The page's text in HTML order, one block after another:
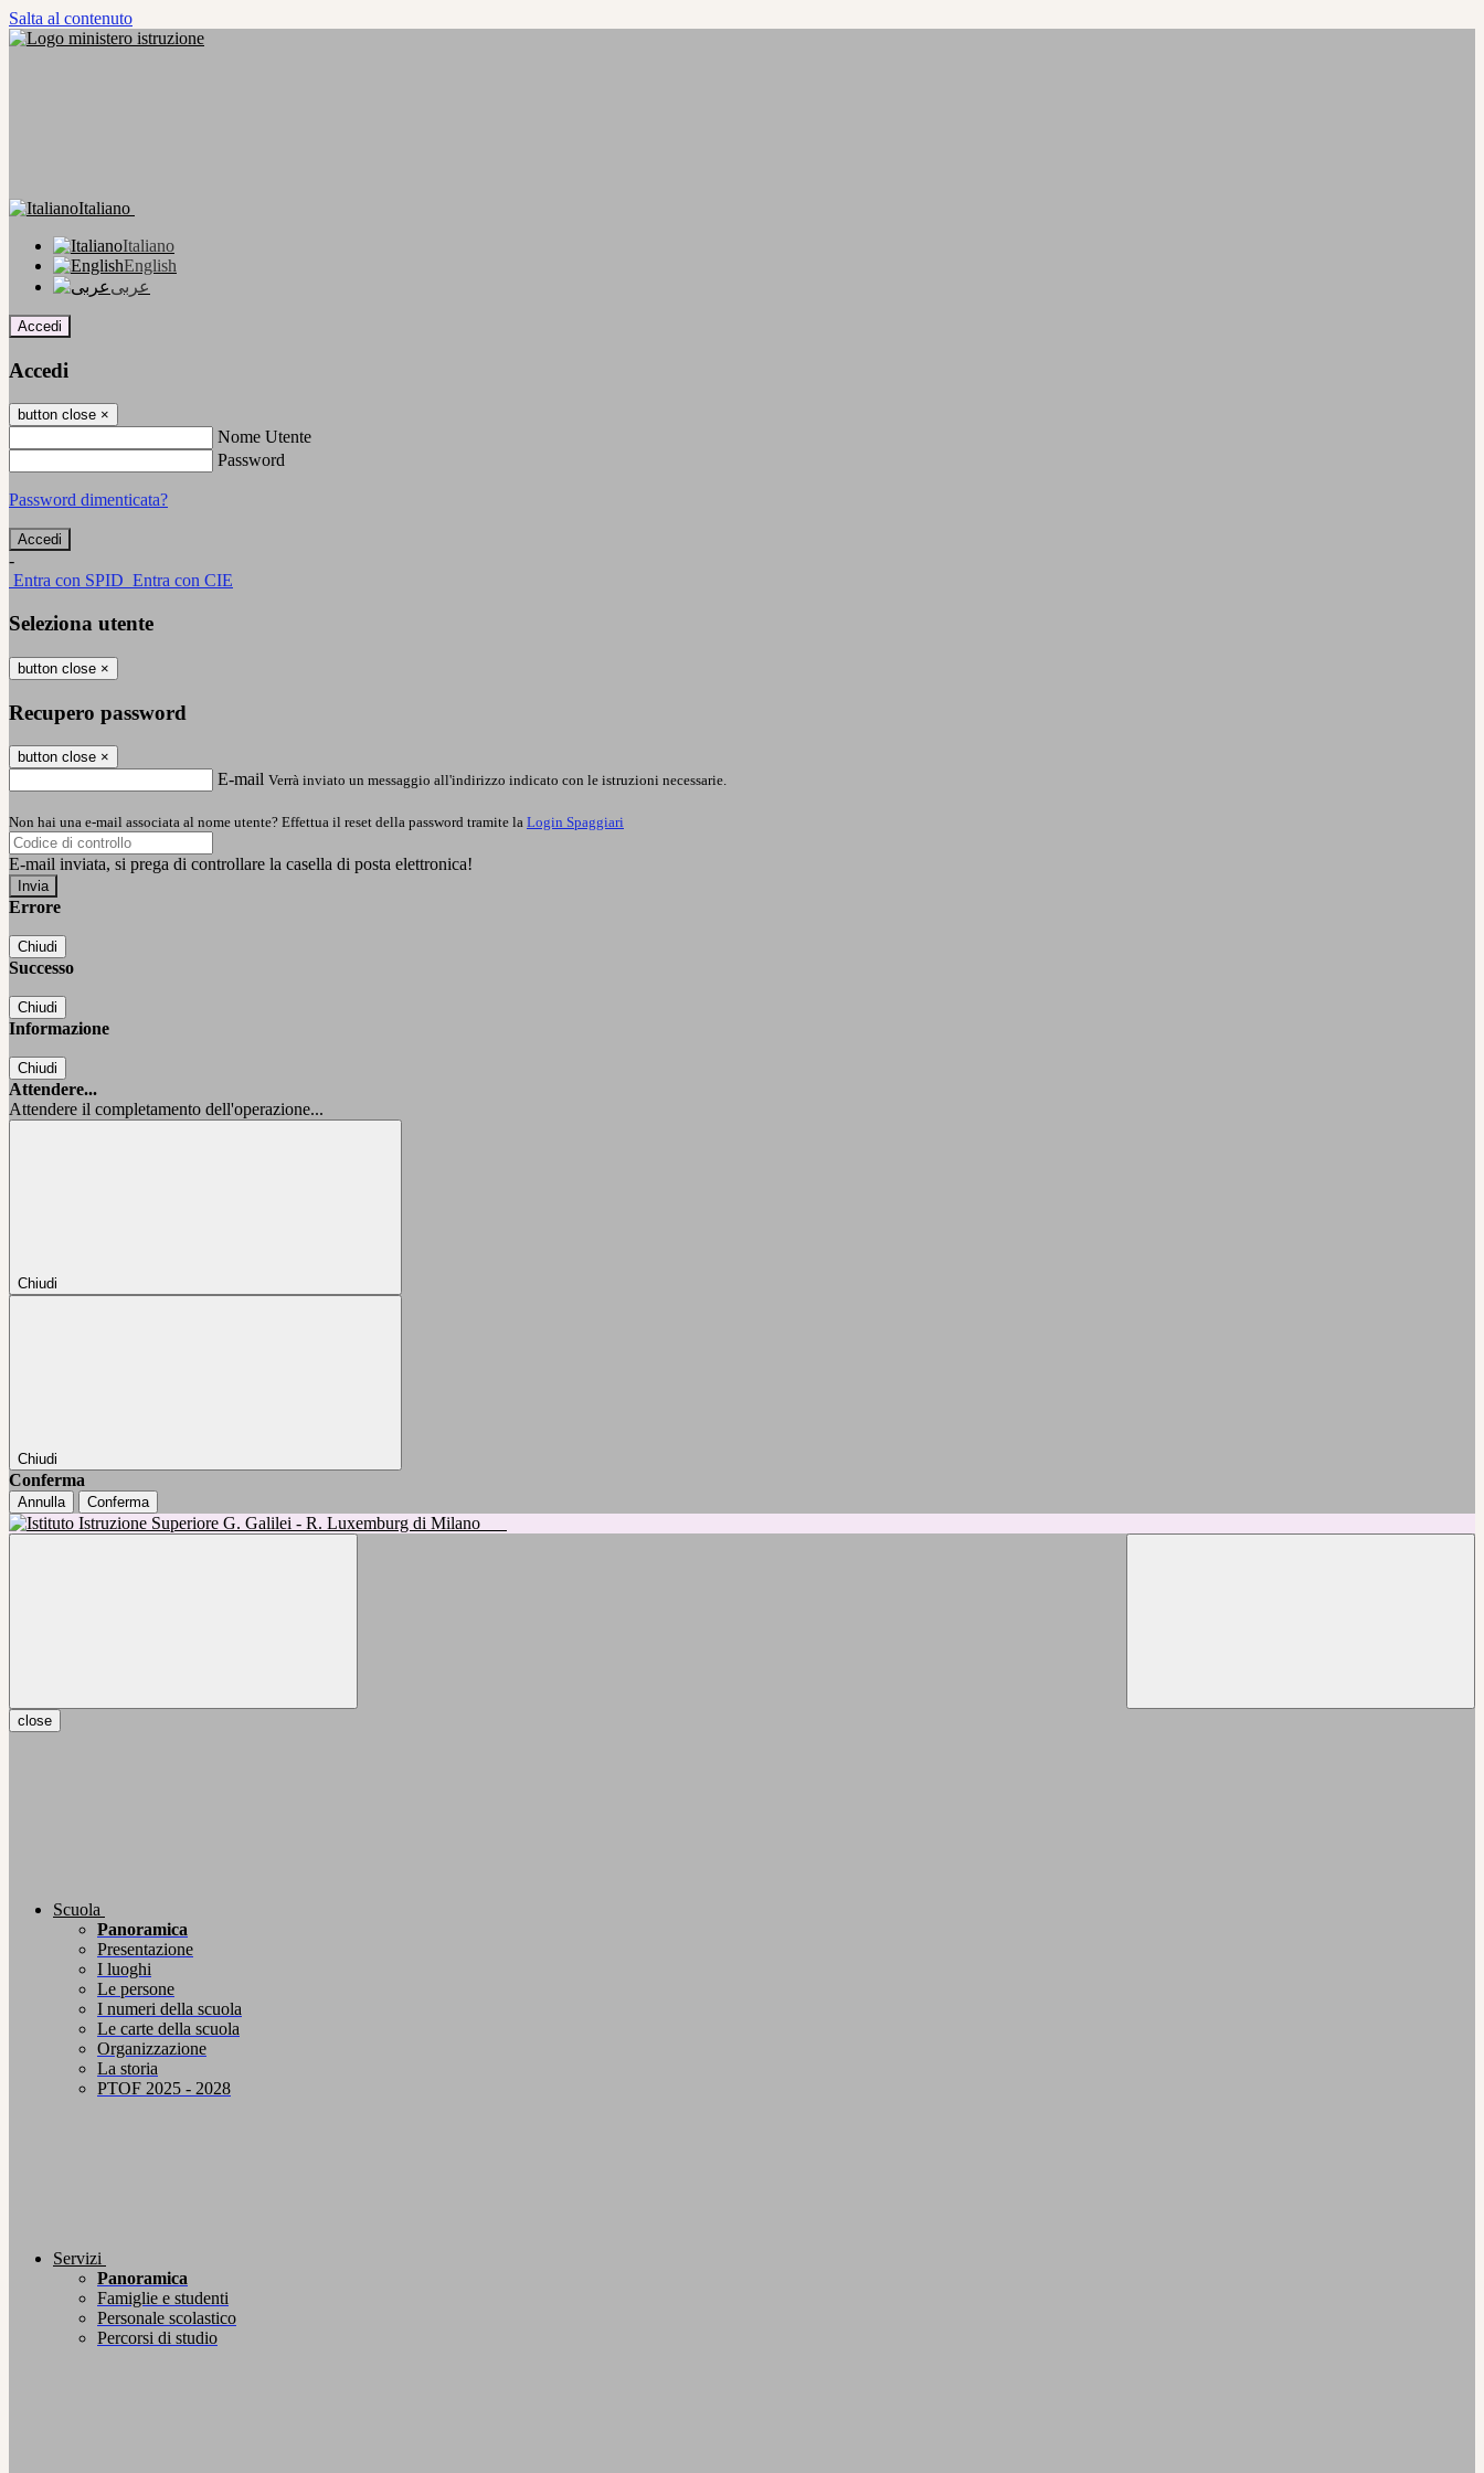
Salta al contenuto
Italiano
Italiano
English
عربى
Accedi
Accedi
button close ×
Nome Utente
Password
Password dimenticata?
-
Entra con SPID Entra con CIE
Seleziona utente
button close ×
Recupero password
button close ×
E-mail Verrà inviato un messaggio all'indirizzo indicato con le istruzioni necessarie.
Non hai una e-mail associata al nome utente? Effettua il reset della password tramite la Login Spaggiari
E-mail inviata, si prega di controllare la casella di posta elettronica!
Errore
Chiudi
Successo
Chiudi
Informazione
Chiudi
Attendere...
Attendere il completamento dell'operazione...
Chiudi
Chiudi
Conferma
Annulla Conferma
close
Scuola
Panoramica
Presentazione
I luoghi
Le persone
I numeri della scuola
Le carte della scuola
Organizzazione
La storia
PTOF 2025 - 2028
Servizi
Panoramica
Famiglie e studenti
Personale scolastico
Percorsi di studio